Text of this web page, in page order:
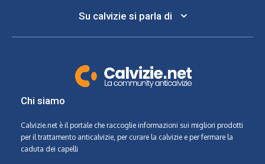
Su calvizie si parla di
Chi siamo
Calvizie.net è il portale che raccoglie informazioni sui migliori prodotti
per il trattamento anticalvizie, per curare la calvizie e per fermare la
caduta dei capelli